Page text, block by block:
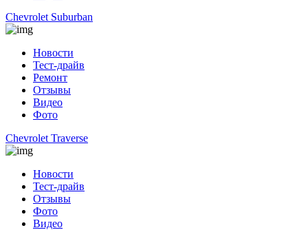
Chevrolet Suburban
Новости
Тест-драйв
Ремонт
Отзывы
Видео
Фото
Chevrolet Traverse
Новости
Тест-драйв
Отзывы
Фото
Видео